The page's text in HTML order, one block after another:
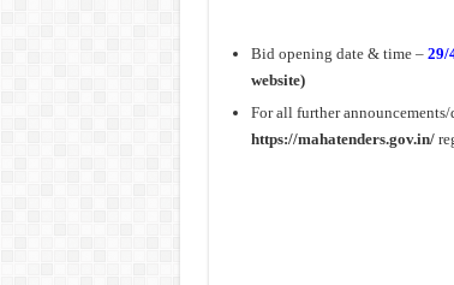
Bid opening date & time –29/
website)
For all further
https://mahatenders.gov.in/